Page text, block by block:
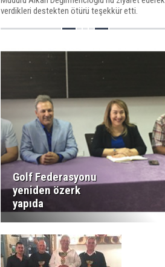
verdikleri destekten ötürü teşekkür etti.
Golf Federasyonu
yeniden özerk
yapıda